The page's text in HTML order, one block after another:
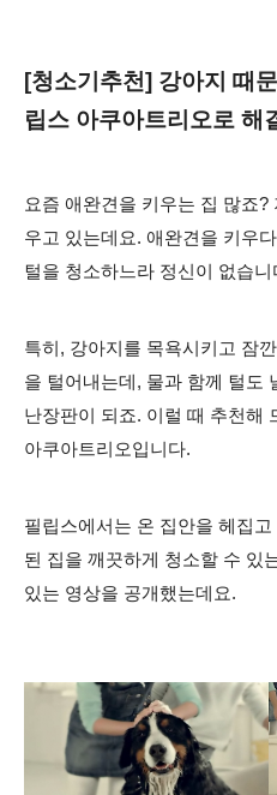
[청소기추천] 강아지 때
립스 아쿠아트리오로 해
요즘 애완견을 키우는 집 많죠?
우고 있는데요. 애완견을 키우
털을 청소하느라 정신이 없습니
특히, 강아지를 목욕시키고 잠
을 털어내는데, 물과 함께 털도
난장판이 되죠. 이럴 때 추천해
아쿠아트리오입니다.
필립스에서는 온 집안을 헤집
된 집을 깨끗하게 청소할 수 있
있는 영상을 공개했는데요.